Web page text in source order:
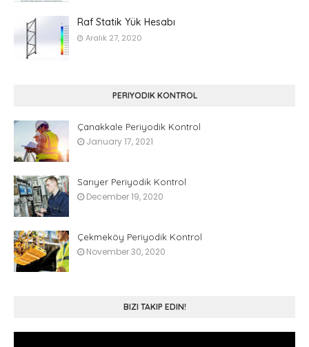
Raf Statik Yük Hesabı
Aralık 27, 2020
PERIYODIK KONTROL
Çanakkale Periyodik Kontrol
January 17, 2021
Sarıyer Periyodik Kontrol
December 19, 2020
Çekmeköy Periyodik Kontrol
November 30, 2020
BIZI TAKIP EDIN!